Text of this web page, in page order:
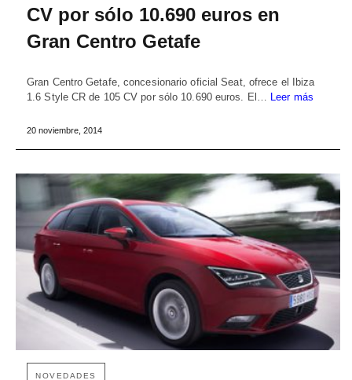
CV por sólo 10.690 euros en
Gran Centro Getafe
Gran Centro Getafe, concesionario oficial Seat, ofrece el Ibiza
1.6 Style CR de 105 CV por sólo 10.690 euros. El… Leer más
20 noviembre, 2014
NOVEDADES